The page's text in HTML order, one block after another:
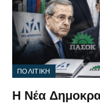
ΠΟΛΙΤΙΚΗ
Η Νέα